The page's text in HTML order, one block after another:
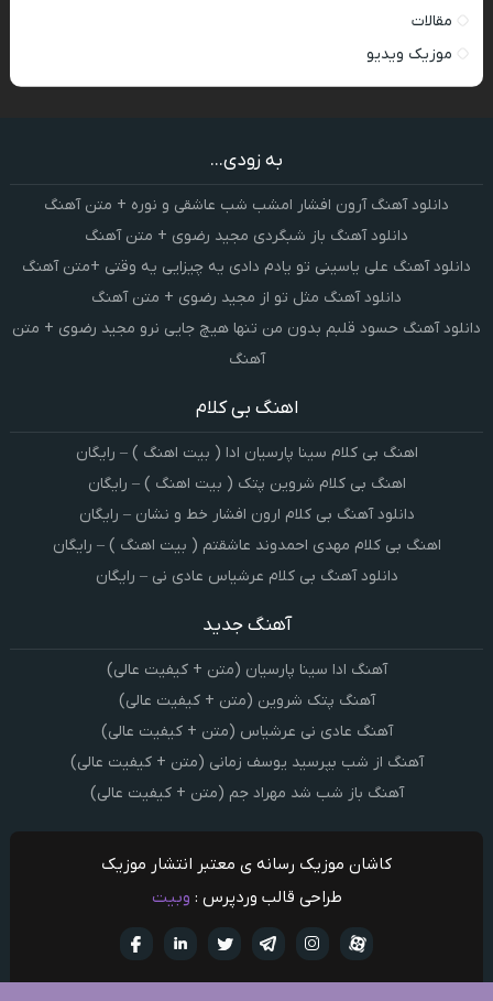
مقالات
موزیک ویدیو
به زودی...
دانلود آهنگ آرون افشار امشب شب عاشقی و نوره + متن آهنگ
دانلود آهنگ باز شبگردی مجید رضوی + متن آهنگ
دانلود آهنگ علی یاسینی تو یادم دادی یه چیزایی یه وقتی +متن آهنگ
دانلود آهنگ مثل تو از مجید رضوی + متن آهنگ
دانلود آهنگ حسود قلبم بدون من تنها هیچ جایی نرو مجید رضوی + متن
آهنگ
اهنگ بی کلام
اهنگ بی کلام سینا پارسیان ادا ( بیت اهنگ ) – رایگان
اهنگ بی کلام شروین پتک ( بیت اهنگ ) – رایگان
دانلود آهنگ بی کلام ارون افشار خط و نشان – رایگان
اهنگ بی کلام مهدی احمدوند عاشقتم ( بیت اهنگ ) – رایگان
دانلود آهنگ بی کلام عرشیاس عادی نی – رایگان
آهنگ جدید
آهنگ ادا سینا پارسیان (متن + کیفیت عالی)
آهنگ پتک شروین (متن + کیفیت عالی)
آهنگ عادی نی عرشیاس (متن + کیفیت عالی)
آهنگ از شب بپرسید یوسف زمانی (متن + کیفیت عالی)
آهنگ باز شب شد مهراد جم (متن + کیفیت عالی)
کاشان موزیک رسانه ی معتبر انتشار موزیک
طراحی قالب وردپرس : وبیت
تويتر تلگرام
اینستاگرام آپارات